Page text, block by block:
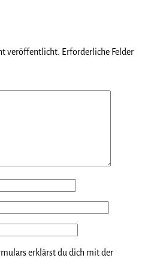
veröffentlicht. Erforderliche Felder
erklärst du dich mit der